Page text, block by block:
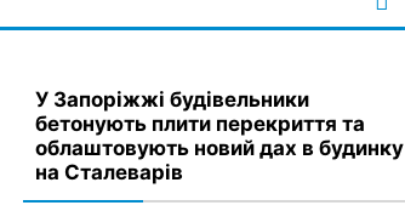
У Запоріжжі будівельники
бетонують плити перекриття та
облаштовують новий дах в будинку
на Сталеварів